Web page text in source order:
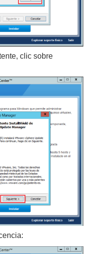
clic sobre